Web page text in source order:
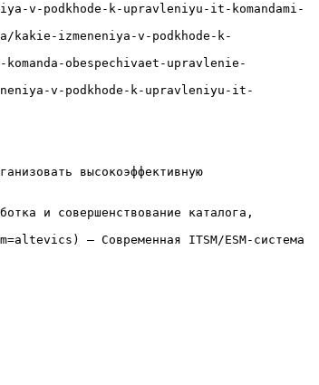
v-podkhode-k-upravleniyu-it-komandami-
kakie-izmeneniya-v-podkhode-k-
obespechivaet-upravlenie-
v-podkhode-k-upravleniyu-it-
высокоэффективную
и совершенствование каталога,
— Современная ITSM/ESM-система